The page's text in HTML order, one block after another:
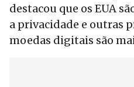
destacou que os EUA
a privacidade e outras
moedas digitais são